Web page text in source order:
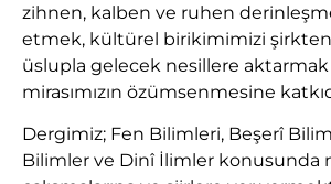
zihnen, kalben ve ruhen
etmek, kültürel birikimimizi
üslupla gelecek nesillere
mirasımızın özümsenmesine
Dergimiz; Fen Bilimleri, Beşerî
Bilimler ve Dinî İlimler konusunda